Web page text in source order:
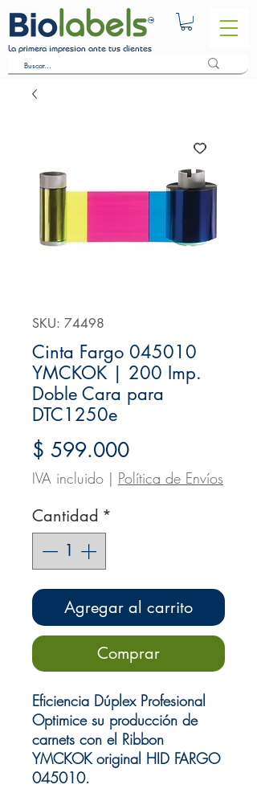
La primera impresion ante tus clientes
SKU: 74498
Cinta Fargo 045010
YMCKOK | 200 Imp.
Doble Cara para
DTC1250e
$ 599.000Precio
IVA incluido | Política de Envíos
Cantidad *
Agregar al carrito
Comprar
Eficiencia Dúplex Profesional
Optimice su producción de
carnets con el Ribbon
YMCKOK original HID FARGO
045010.